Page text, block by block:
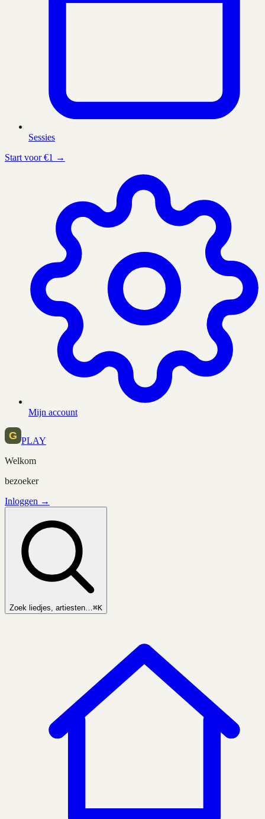
Sessies
Start voor €1 →
Mijn account
PLAY
Welkom
bezoeker
Inloggen →
Zoek liedjes, artiesten…⌘K